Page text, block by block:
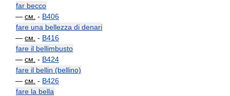
far becco
— см. - B406
fare una bellezza di denari
— см. - B416
fare il bellimbusto
— см. - B424
fare il bellin (bellino)
— см. - B426
fare la bella